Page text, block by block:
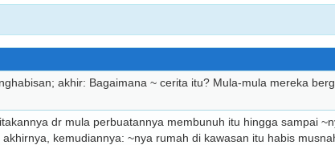
akhir: Bagaimana ~ cerita itu? Mula-mula mereka
dr mula perbuatannya membunuh itu hingga sampai
kemudiannya: ~nya rumah di kawasan itu habis